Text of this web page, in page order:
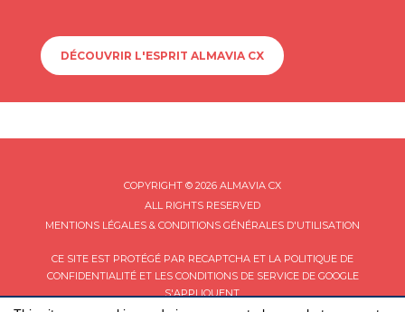
DÉCOUVRIR L'ESPRIT ALMAVIA CX
COPYRIGHT © 2026 ALMAVIA CX
ALL RIGHTS RESERVED
MENTIONS LÉGALES & CONDITIONS GÉNÉRALES D'UTILISATION
CE SITE EST PROTÉGÉ PAR RECAPTCHA ET LA POLITIQUE DE
CONFIDENTIALITÉET LES CONDITIONS DE SERVICEDE GOOGLE
S'APPLIQUENT.